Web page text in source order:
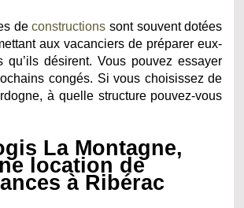
deconstructions sont souvent dotées
aux vacanciers de préparer eux-
qu’ils désirent. Vous pouvez essayer
congés. Si vous choisissez de
à quelle structure pouvez-vous
La Montagne,
location de
à Ribérac